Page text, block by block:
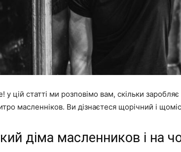
у цій статті ми розповімо вам, скільки
масленніков. Ви дізнаєтеся щорічний і
діма масленников і на